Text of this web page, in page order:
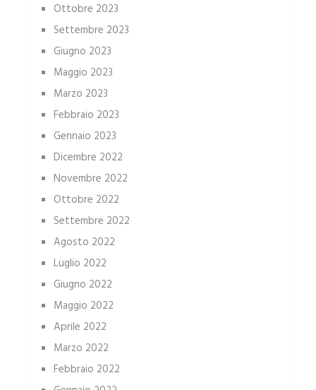
Ottobre 2023
Settembre 2023
Giugno 2023
Maggio 2023
Marzo 2023
Febbraio 2023
Gennaio 2023
Dicembre 2022
Novembre 2022
Ottobre 2022
Settembre 2022
Agosto 2022
Luglio 2022
Giugno 2022
Maggio 2022
Aprile 2022
Marzo 2022
Febbraio 2022